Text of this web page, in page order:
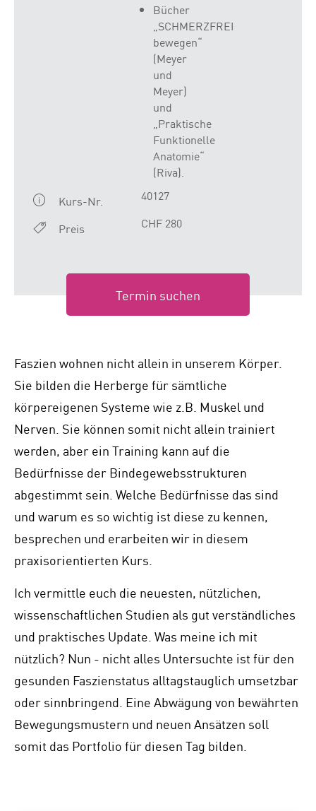
Bücher
„SCHMERZFREI
bewegen“
(Meyer
und
Meyer)
und
„Praktische
Funktionelle
Anatomie“
(Riva).
Kurs-Nr.
40127
Preis
CHF 280
Termin suchen
Faszien wohnen nicht allein in unserem Körper.
Sie bilden die Herberge für sämtliche
körpereigenen Systeme wie z.B. Muskel und
Nerven. Sie können somit nicht allein trainiert
werden, aber ein Training kann auf die
Bedürfnisse der Bindegewebsstrukturen
abgestimmt sein. Welche Bedürfnisse das sind
und warum es so wichtig ist diese zu kennen,
besprechen und erarbeiten wir in diesem
praxisorientierten Kurs.
Ich vermittle euch die neuesten, nützlichen,
wissenschaftlichen Studien als gut verständliches
und praktisches Update. Was meine ich mit
nützlich? Nun - nicht alles Untersuchte ist für den
gesunden Faszienstatus alltagstauglich umsetzbar
oder sinnbringend. Eine Abwägung von bewährten
Bewegungsmustern und neuen Ansätzen soll
somit das Portfolio für diesen Tag bilden.